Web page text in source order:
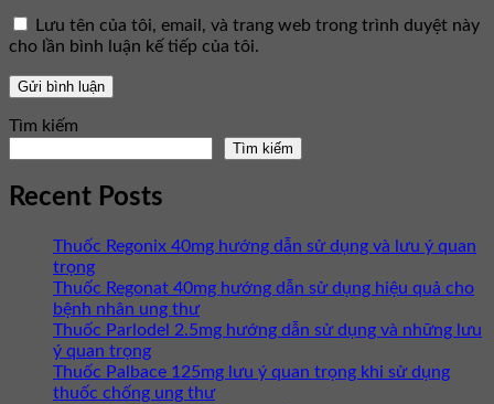
Lưu tên của tôi, email, và trang web trong trình duyệt này
cho lần bình luận kế tiếp của tôi.
Tìm kiếm
Tìm kiếm
Recent Posts
Thuốc Regonix 40mg hướng dẫn sử dụng và lưu ý quan
trọng
Thuốc Regonat 40mg hướng dẫn sử dụng hiệu quả cho
bệnh nhân ung thư
Thuốc Parlodel 2.5mg hướng dẫn sử dụng và những lưu
ý quan trọng
Thuốc Palbace 125mg lưu ý quan trọng khi sử dụng
thuốc chống ung thư